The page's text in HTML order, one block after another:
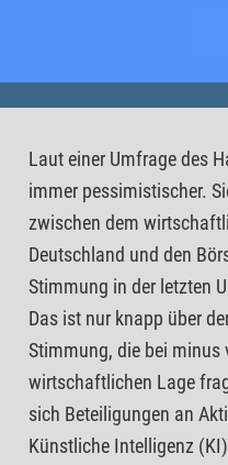
Laut einer Umfrage des
immer pessimistischer.
zwischen dem
Deutschland und den
Stimmung in der letzten
Das ist nur knapp über
Stimmung, die bei minus
wirtschaftlichen Lage
sich Beteiligungen an
Künstliche Intelligenz